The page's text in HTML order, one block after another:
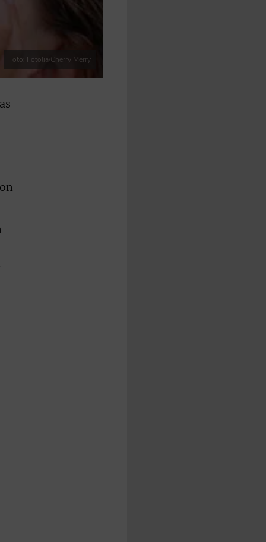
Foto: Fotolia/Cherry Merry